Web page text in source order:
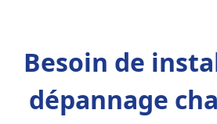
Besoin de
dépannage